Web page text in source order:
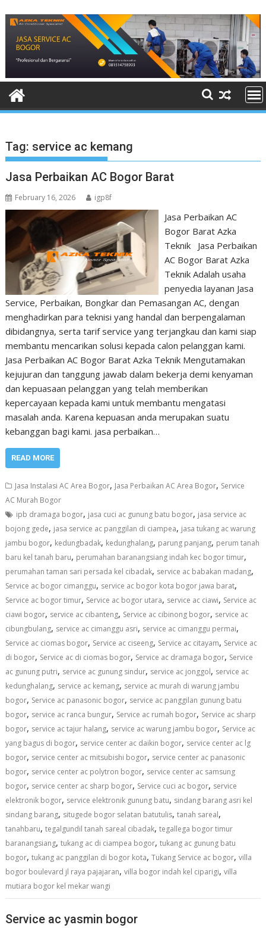
content
Tag: service ac kemang
Jasa Perbaikan AC Bogor Barat
February 16, 2026 igp8f
Jasa Perbaikan AC
Bogor Barat Azka
Teknik Jasa Perbaikan
AC Bogor Barat Azka
Teknik Adalah usaha
penyedia layanan Jasa
Service, Perbaikan, Bongkar dan Pemasangan AC, dengan
menghadirkan para teknisi yang handal dan berpengalaman
dibidangnya, serta tarif service yang terjangkau dan kami siap
membantu mencarikan solusi kepada calon pelanggan kami.
Jasa Perbaikan AC Bogor Barat Azka Teknik Mengutamakan
kejujuran dan tanggung jawab dalam bekerja demi kenyaman
dan kepuasaan pelanggan yang telah memberikan
kepercayaan kepada kami untuk membantu mengatasi
masalah anda. Karena kepuasan anda merupakan suatu
kebanggan bagi kami. jasa perbaikan…
READ MORE
Jasa Instalasi AC Area Bogor, Jasa Perbaikan AC Area Bogor, Service
AC Murah Bogor
ipb dramaga bogor, jasa cuci ac gunung batu bogor, jasa service ac
bojong gede, jasa service ac panggilan di ciampea, jasa tukang ac warung
jambu bogor, kedungbadak, kedunghalang, parung panjang, perum tanah
baru kel tanah baru, perumahan baranangsiang indah kec bogor timur,
perumahan taman sari persada kel cibadak, service ac babakan madang,
Service ac bogor cimanggu, service ac bogor kota bogor jawa barat,
Service ac bogor timur, Service ac bogor utara, service ac ciawi, Service ac
ciawi bogor, service ac cibanteng, Service ac cibinong bogor, service ac
cibungbulang, service ac cimanggu asri, service ac cimanggu permai,
Service ac ciomas bogor, Service ac ciseeng, Service ac citayam, Service ac
di bogor, Service ac di ciomas bogor, Service ac dramaga bogor, Service
ac gunung putri, service ac gunung sindur, service ac jonggol, service ac
kedunghalang, service ac kemang, service ac murah di warung jambu
bogor, Service ac panasonic bogor, service ac panggilan gunung batu
bogor, service ac ranca bungur, Service ac rumah bogor, Service ac sharp
bogor, service ac tajur halang, service ac warung jambu bogor, Service ac
yang bagus di bogor, service center ac daikin bogor, service center ac lg
bogor, service center ac mitsubishi bogor, service center ac panasonic
bogor, service center ac polytron bogor, service center ac samsung
bogor, service center ac sharp bogor, Service cuci ac bogor, service
elektronik bogor, service elektronik gunung batu, sindang barang asri kel
sindang barang, situgede bogor selatan batutulis,tanah sareal,
tanahbaru,tegalgundil tanah sareal cibadak,tegallega bogor timur
baranangsiang,tukang ac di ciampea bogor,tukang ac gunung batu
bogor,tukang ac panggilan di bogor kota,Tukang Service ac bogor,villa
bogor boulevard jl raya pajajaran,villa bogor indah kel ciparigi,villa
mutiara bogor kel mekar wangi
Service ac yasmin bogor